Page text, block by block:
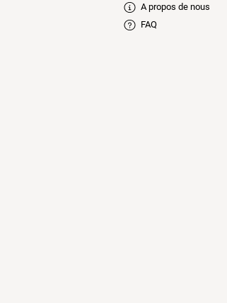
A propos de nous
FAQ